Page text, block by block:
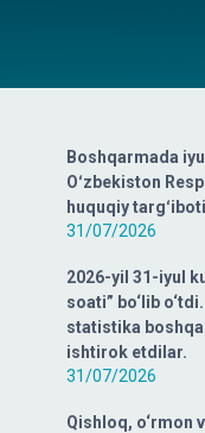
Boshqarmada
Oʻzbekiston
huquqiy
31/07/2026
2026-yil 31-iyul
soati” bo‘lib
statistika
ishtirok etdilar.
31/07/2026
Qishloq, o‘rmon